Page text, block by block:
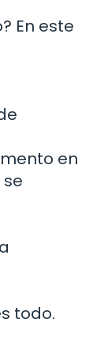
En este
en
todo.